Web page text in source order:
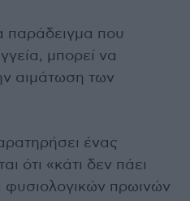
παράδειγμα που
μπορεί να
αιμάτωση των
ένας
ότι «κάτι δεν πάει
φυσιολογικών πρωινών